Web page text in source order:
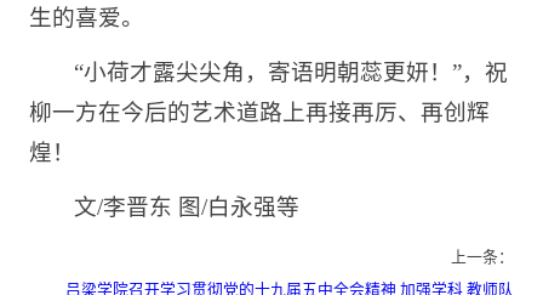
生的喜爱。
“小荷才露尖尖角，寄语明朝蕊更妍！”，祝
柳一方在今后的艺术道路上再接再厉、再创辉
煌！
文/李晋东 图/白永强等
上一条：
吕梁学院召开学习贯彻党的十九届五中全会精神 加强学科 教师队